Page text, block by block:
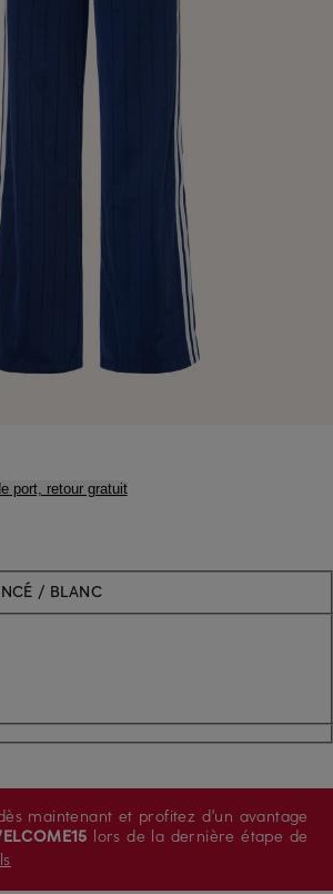
port, retour gratuit
/ BLANC
maintenant et profitez d'un avantage
lors de la dernière étape de